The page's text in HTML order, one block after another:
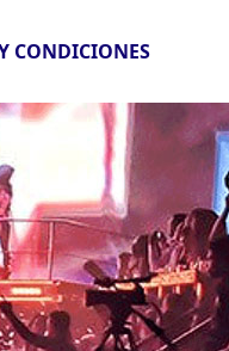
CONDICIONES